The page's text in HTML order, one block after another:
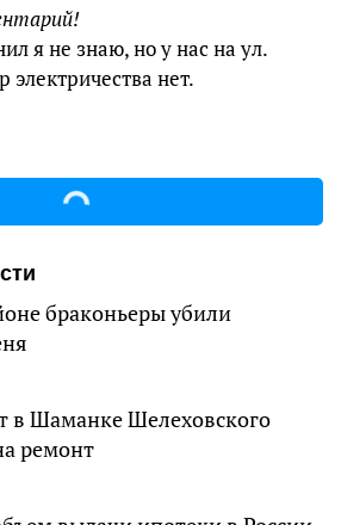
я не знаю, но у нас на ул.
электричества нет.
браконьеры убили
в Шаманке Шелеховского
ремонт